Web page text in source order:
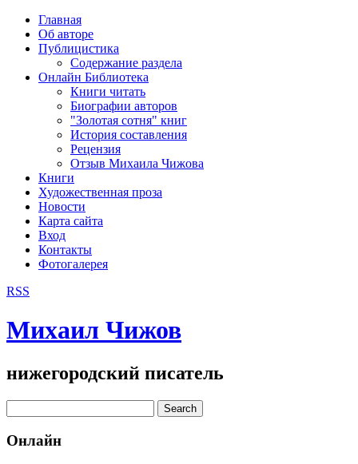
Главная
Об авторе
Публицистика
Содержание раздела
Онлайн Библиотека
Книги читать
Биографии авторов
"Золотая сотня" книг
История составления
Рецензия
Отзыв Михаила Чижова
Книги
Художественная проза
Новости
Карта сайта
Вход
Контакты
Фотогалерея
RSS
Михаил Чижов
нижегородский писатель
Онлайн